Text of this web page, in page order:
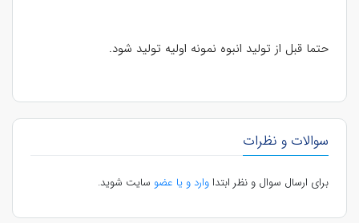
حتما قبل از تولید انبوه نمونه اولیه تولید شود.
سوالات و نظرات
برای ارسال سوال و نظر ابتداوارد و یا عضو سایت شوید.